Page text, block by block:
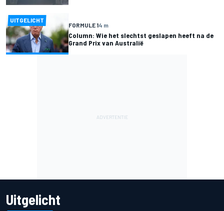
UITGELICHT
FORMULE 14 m
Column: Wie het slechtst geslapen heeft na de
Grand Prix van Australië
Uitgelicht